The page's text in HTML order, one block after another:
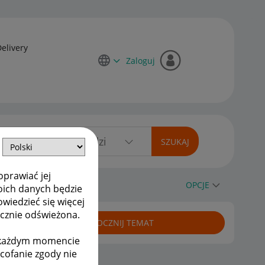
jej
danych będzie
się więcej
odświeżona.
momencie
zgody nie
Zaloguj
OPCJE
ROZPOCZNIJ TEMAT